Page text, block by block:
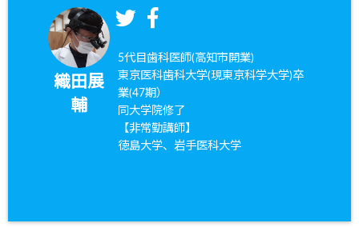
織田展
輔
5代目歯科医師(高知市開業)
東京医科歯科大学(現東京科学大学)卒
業(47期）
同大学院修了
【非常勤講師】
徳島大学、岩手医科大学